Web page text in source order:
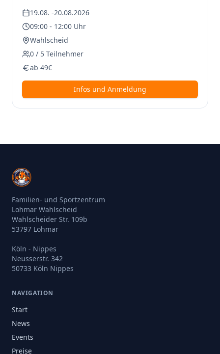
wie man mit einer Nähmaschine umgeht, gerne
darfst du deine Nähmaschine mitbringen! Für Jungs
und Mädchen! Jeweils von 09:00-12:00 Uhr. Geleitet
wird der Workshop von Heike Lutter. Preis inklusive
Material
19.08. -20.08.2026
09:00 - 12:00 Uhr
Wahlscheid
0 / 5 Teilnehmer
ab 49€
Infos und Anmeldung
Familien- und Sportzentrum
Lohmar Wahlscheid
Wahlscheider Str. 109b
53797 Lohmar
Köln - Nippes
Neusserstr. 342
50733 Köln Nippes
NAVIGATION
Start
News
Events
Preise